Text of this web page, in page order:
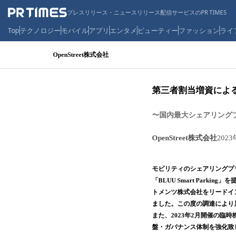
プレスリリース・ニュースリリース配信サービスのPR TIMES
Topテクノロジーモバイルアプリ エンタメ ビューティーファッションライ
OpenStreet株式会社
第三者割当増資によ
〜国内最大シェアリング
OpenStreet株式会社2023
モビリティのシェアリング
「BLUU Smart Parking」を
トメンツ株式会社をリード
ました。この度の調達により
また、2023年2月開催の臨
盤・ガバナンス体制を強化致